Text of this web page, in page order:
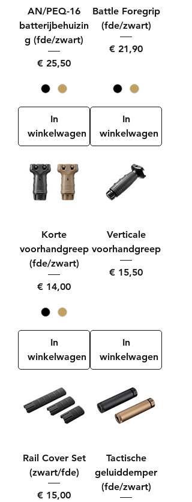
AN/PEQ-16
batterijbehuizin
g (fde/zwart)
Prijs
€ 25,50
In
winkelwagen
Battle Foregrip
(fde/zwart)
Prijs
€ 21,90
In
winkelwagen
Korte
voorhandgreep
(fde/zwart)
Prijs
€ 14,00
In
winkelwagen
Verticale
voorhandgreep
Prijs
€ 15,50
In
winkelwagen
Rail Cover Set
(zwart/fde)
Prijs
€ 15,00
Tactische
geluiddemper
(fde/zwart)